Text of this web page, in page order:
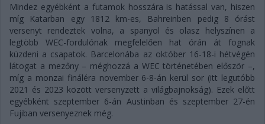
Mindez egyébként a futamok hosszára is hatással van, hiszen
míg Katarban egy 1812 km-es, Bahreinben pedig 8 órást
versenyt rendeztek volna, a spanyol és olasz helyszínen a
legtöbb WEC-fordulónak megfelelően hat órán át fognak
küzdeni a csapatok. Barcelonába az október 16-18-i hétvégén
látogat a mezőny – méghozzá a WEC történetében először –,
míg a monzai fináléra november 6-8-án kerül sor (itt legutóbb
2021 és 2023 között versenyzett a világbajnokság). Ezek előtt
egyébként szeptember 6-án Austinban és szeptember 27-én
Fujiban versenyeznek még.